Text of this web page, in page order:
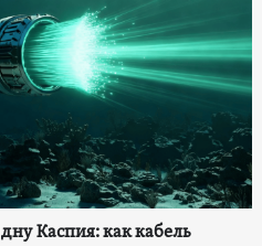
Каспия: как кабель